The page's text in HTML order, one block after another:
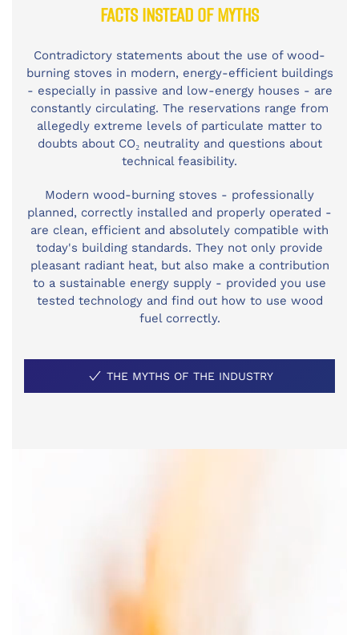
FACTS INSTEAD OF MYTHS
Contradictory statements about the use of wood-
burning stoves in modern, energy-efficient buildings
- especially in passive and low-energy houses - are
constantly circulating. The reservations range from
allegedly extreme levels of particulate matter to
doubts about CO₂ neutrality and questions about
technical feasibility.
Modern wood-burning stoves - professionally
planned, correctly installed and properly operated -
are clean, efficient and absolutely compatible with
today's building standards. They not only provide
pleasant radiant heat, but also make a contribution
to a sustainable energy supply - provided you use
tested technology and find out how to use wood
fuel correctly.
THE MYTHS OF THE INDUSTRY